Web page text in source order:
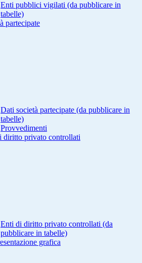
Enti pubblici vigilati (da pubblicare in
tabelle)
partecipate
Dati società partecipate (da pubblicare in
tabelle)
Provvedimenti
diritto privato controllati
Enti di diritto privato controllati (da
pubblicare in tabelle)
grafica